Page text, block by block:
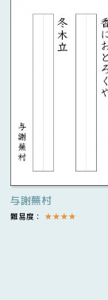
与謝蕪村
難易度： ★★★★